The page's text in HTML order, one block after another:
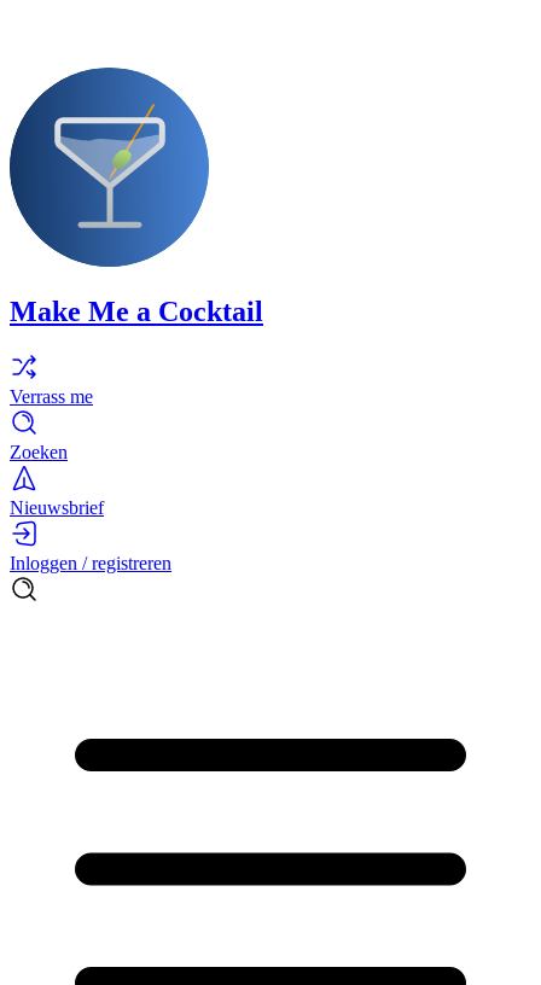
Make Me a Cocktail
Verrass me
Zoeken
Nieuwsbrief
Inloggen / registreren